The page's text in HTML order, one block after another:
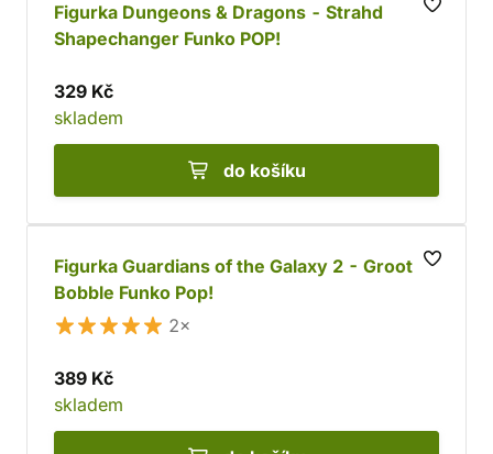
Figurka Dungeons & Dragons - Strahd
Shapechanger Funko POP!
329 Kč
skladem
do košíku
Figurka Guardians of the Galaxy 2 - Groot
Bobble Funko Pop!
2×
389 Kč
skladem